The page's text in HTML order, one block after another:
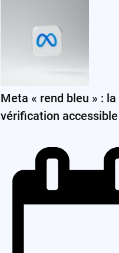
Meta « rend bleu » : la
vérification